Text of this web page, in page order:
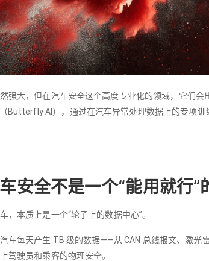
强大，但在汽车安全这个高度专业化的领域，它们
Butterfly AI），通过在汽车异常处理数据上的专项
安全不是一个“能用就行”
，本质上是一个“轮子上的数据中心”。
车每天产生 TB 级的数据——从 CAN 总线报文、激
驾驶员和乘客的物理安全。